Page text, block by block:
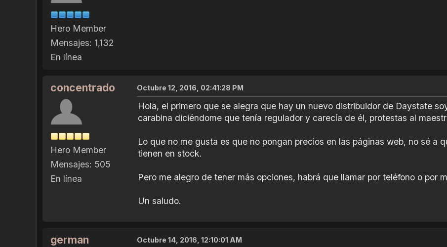
Hero Member
Mensajes: 1,132
En línea
concentrado
Hero Member
Mensajes: 505
En línea
Octubre 12, 2016, 02:41:28 PM
Hola, el primero que se alegra que hay un nuevo distribuidor de Daystate
carabina diciéndome que tenía regulador y carecía de él, protestas al
Lo que no me gusta es que no pongan precios en las páginas web, no sé a
tienen en stock.
Pero me alegro de tener más opciones, habrá que llamar por teléfono o por
Un saludo.
german Octubre 14, 2016, 12:10:01 AM